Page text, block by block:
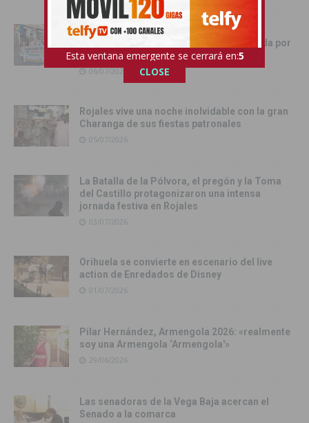
Los Montesinos vive una multitudinaria
celebración del Orgullo LGTBIQ+ marcada por
la participación y la convivencia
06/07/2026
Rojales vive una noche inolvidable con la gran
Charanga de sus fiestas patronales
05/07/2026
La Batalla de la Pólvora, el pregón y la Toma
del Castillo protagonizaron una intensa
jornada festiva en Rojales
03/07/2026
Orihuela se convierte en escenario del live
action de Enredados de Disney
01/07/2026
Pilar Hernández, Armengola 2026: «realmente
soy una Armengola ‘Armengola'»
29/06/2026
Las senadoras de la Vega Baja acercan el
Senado a la comarca
Esta ventana emergente se cerrará en:4
CLOSE